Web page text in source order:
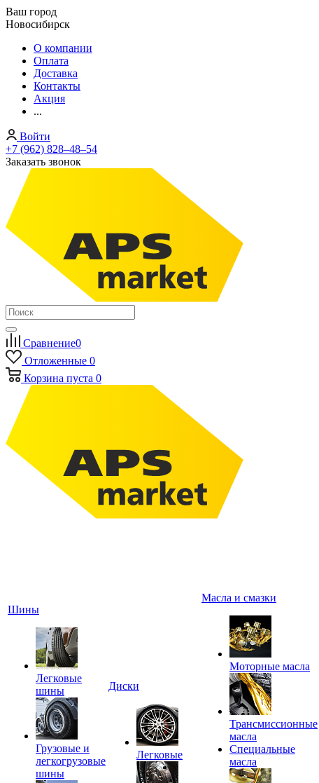
Ваш город
Новосибирск
О компании
Оплата
Доставка
Контакты
Акция
...
Войти
+7 (962) 828‒48‒54
Заказать звонок
Сравнение0
Отложенные 0
Корзина пуста 0
Шины
Легковые
шины
Грузовые и
легкогрузовые
шины
Диски
Легковые
Масла и смазки
Моторные масла
Трансмиссионные
масла
Специальные
масла